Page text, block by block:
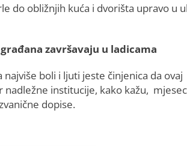
do obližnjih kuća i dvorišta upravo u
završavaju u ladicama
boli i ljuti jeste činjenica da ovaj
nadležne institucije, kako kažu,
dopise.